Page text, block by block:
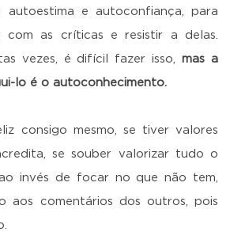
autoestima e autoconfiança, para
com as críticas e resistir a delas.
vezes, é difícil fazer isso,mas a
lo é o autoconhecimento.
consigo mesmo, se tiver valores
se souber valorizar tudo o
invés de focar no que não tem,
aos comentários dos outros, pois